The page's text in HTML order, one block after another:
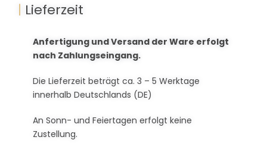
| Lieferzeit
Anfertigung und Versand der Ware erfolgt
nach Zahlungseingang.
Die Lieferzeit beträgt ca. 3 – 5 Werktage
innerhalb Deutschlands (DE)
An Sonn- und Feiertagen erfolgt keine
Zustellung.